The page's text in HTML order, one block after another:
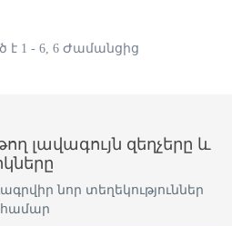
է 1 - 6, 6 Ժամանցից
լավագույն զեղչերը և
նոր տեղեկություններ
համար